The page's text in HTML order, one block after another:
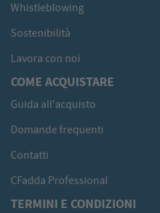
Whistleblowing
Sostenibilità
Lavora con noi
COME ACQUISTARE
Guida all'acquisto
Domande frequenti
Contatti
CFadda Professional
TERMINI E CONDIZIONI